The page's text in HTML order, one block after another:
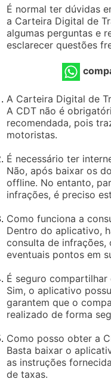
É normal ter dúvidas
a Carteira Digital de
algumas perguntas e
esclarecer questões
A Carteira Digital de
A CDT não é
recomendada, pois
motoristas.
É necessário ter
Não, após baixar os
offline. No entanto,
infrações, é preciso
Como funciona a
Dentro do aplicativo,
consulta de
eventuais pontos em
É seguro
Sim, o aplicativo
garantem que o
realizado de forma
Como posso obter a
Basta baixar o
as instruções
de taxas.